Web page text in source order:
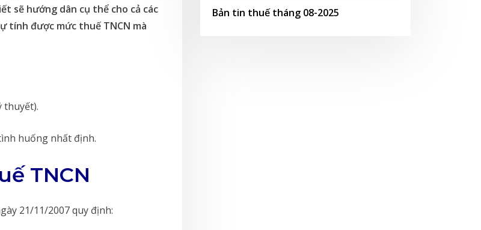
sẽ hướng dân cụ thể cho cả các
tính được mức thuế TNCN mà
thuyết).
huống nhất định.
TNCN
21/11/2007 quy định:
Bản tin thuế tháng 08-2025